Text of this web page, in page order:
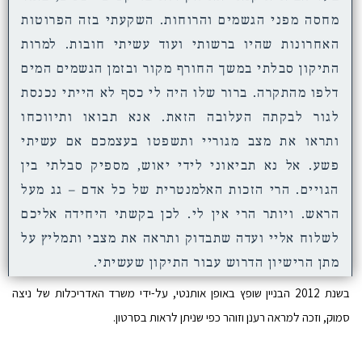
מחסה מפני הגשמים והרוחות. השקעתי בזה הפרוטות
האחרונות שהיו ברשותי ועוד עשיתי חובות. למרות
התיקון סבלתי במשך החורף מקור ובזמן הגשמים המים
דלפו מהתקרה. ברור שלו היה לי כסף לא הייתי נכנסת
לגור לבקתה העלובה הזאת. אנא תבואו ותיווכחו
ותראו את מצב מגוריי ותשפטו בעצמכם אם עשיתי
פשע. אל נא תביאוני לידי יאוש, מספיק סבלתי בין
הגויים. הרי הזכות האלמנטרית של כל אדם – גג מעל
הראש. ויותר הרי אין לי. לכן בקשתי היחידה אליכם
לשלוח אליי ועדה שתבדוק ותראה את מצבי ותמליץ על
מתן הרישיון הדרוש עבור התיקון שעשיתי.
בשנת 2012 הבניין שופץ באופן אותנטי, על-ידי משרד האדריכלות של ניצה
סמוק, וזכה למראה רענן וזוהר כפי שניתן לראות בסרטון.